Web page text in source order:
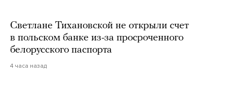
Светлане Тихановской не открыли счет
в польском банке из-за просроченного
белорусского паспорта
4 часа назад